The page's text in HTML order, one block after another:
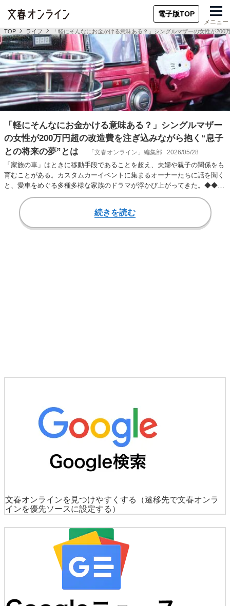
電子版TOP
メニュー
TOP ライフ 「軽にそんなにお金かける意味ある？」シングルマザーの女性が
「軽にそんなにお金かける意味ある？」シングルマザー
の女性が200万円超の改造費を注ぎ込みながら抱く“息子
との将来の夢”とは
「文春オンライン」編集部 2026/05/28
「家族の車」はときに移動手段であることを超え、夫婦や親子の関係をも
育むことがある。カスタムカーイベントに集まるオーナーたちに話を聞く
と、愛車をめぐる多種多様な家族のドラマが浮かび上がってきた。◆◆◆
ダイハツ・ムーヴ…
続きを読む
文春オンラインを見つけやすくする
（遷移先で文春オンラ
インを優先ソースに設定する）